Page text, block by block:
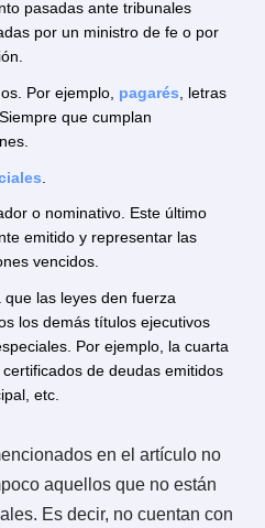
los montos contenidos
etc. En comparación a
muchas veces resulta más
títulos ejecutivos?
Código de Procedimiento
son:
definitivas o interlocutorias.
de escritura pública.
pasadas ante tribunales
por un ministro de fe o